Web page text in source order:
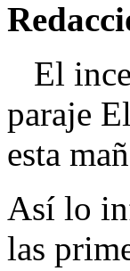
El
paraje
esta
Así lo
las